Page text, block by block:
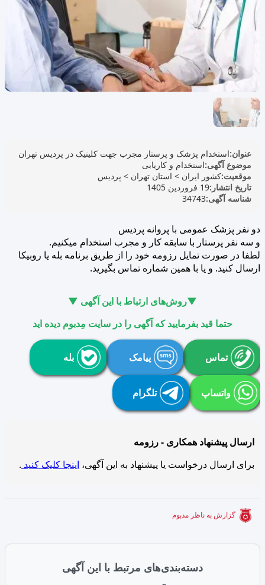
عنوان:استخدام پزشک و پرستار مجرب جهت کلینیک در پردیس تهران
موضوع آگهی:استخدام و کاریابی
موقعیت:کشور ایران > استان تهران > پردیس
تاریخ انتشار:19 فروردین 1405
شناسه آگهی:34743
دو نفر پزشک عمومی با پروانه پردیس
و سه نفر پرستار با سابقه کار و مجرب استخدام میکنیم.
لطفا در صورت تمایل رزومه خود را از طریق برنامه بله یا روبیکا
ارسال کنید. و یا با همین شماره تماس بگیرید.
▼روش‌های ارتباط با این آگهی ▼
حتما قید بفرمایید که آگهی را در سایت مِدبوم دیده اید
تماس پیامک بله
واتساپ تلگرام
ارسال پیشنهاد همکاری - رزومه
برای ارسال درخواست یا پیشنهاد به این آگهی، اینجا کلیک کنید .
گزارش به ناظر مدبوم
دسته‌بندی‌های مرتبط با این آگهی